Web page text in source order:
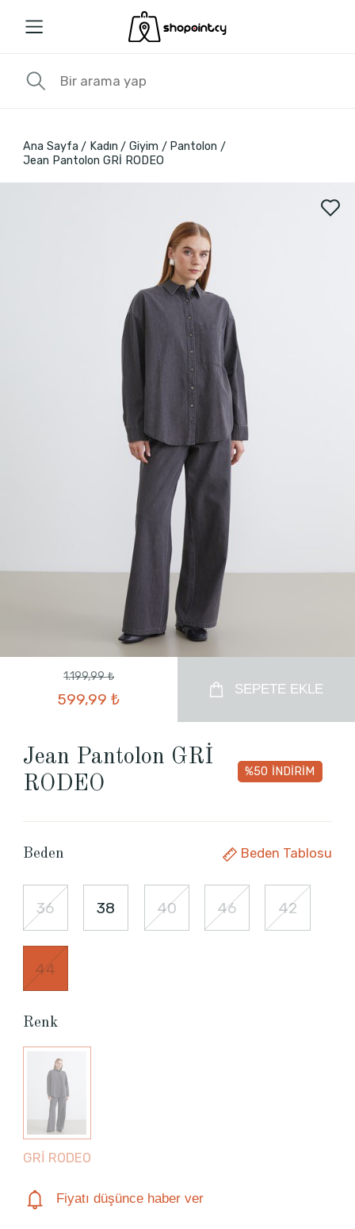
Ana Sayfa Kadın Giyim
Pantolon
Jean Pantolon GRİ RODEO
1.199,99 ₺
599,99 ₺
SEPETE EKLE
Jean Pantolon GRİ
RODEO
%50 İNDİRİM
Beden Beden Tablosu
36 38 40 46 42
44
Renk
GRİ RODEO
Fiyatı düşünce haber ver